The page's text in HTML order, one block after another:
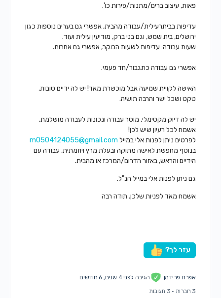
פאות, עיצוב ברים/מתנות/פירות כו'.
עדיפות בביתרעילית/עבודה מהבית, אפשרי גם בערים נוספות כגון
ירושלים, בית שמש, וגם בני ברק, מודיעין עילית ועוד.
שעות עבודה: עדיפות לשעות הבוקר, אפשרי גם אחרות.
אפשרי גם עבודה כתגבור/חד פעמי.
האישה לקויית שמיעה אבל מוכשרת מאד! יש לה ידיים טובות,
טקט ושכל ישר והרבה תושיה.
יש לה דיוק מקסימלי, מוסר עבודה ונכונות לעבודה מושלמת.
אשמח לכל רעיון שיש לכן!
לפרטים ניתן לפנות אלי במייל m0504124055@gmail.com
בנוסף מחפשת לאישה מתוקה ובעלת מרץ ויוזמתית, עבודה עם
הידיים והראש, באזור הדרום/המרכז או מהבית.
גם ניתן לפנות אלי במייל הנ"ל.
אשמח מאד לפניות שלכן. תודה רבה
עזר לך?
אפרת פרידמן הגיבה לפני 4 שנים, 6 חודשים
3 חברות
· 3 תגובות